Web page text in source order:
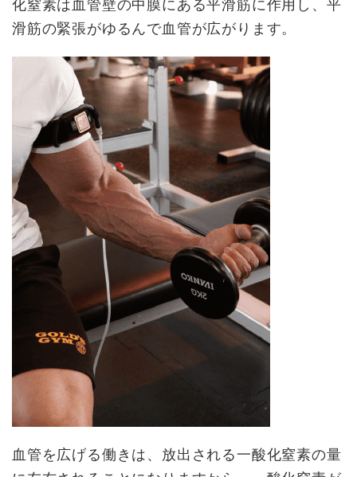
化窒素は血管壁の中膜にある平滑筋に作用し、平
滑筋の緊張がゆるんで血管が広がります。
血管を広げる働きは、放出される一酸化窒素の量